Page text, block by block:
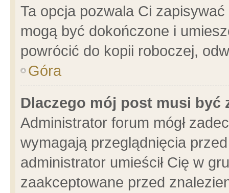
Ta opcja pozwala Ci
mogą być dokończone i
powrócić do kopii roboczej,
Góra
Dlaczego mój post musi być
Administrator forum mógł
wymagają przeglądnięcia
administrator umieścił Cię w
zaakceptowane przed